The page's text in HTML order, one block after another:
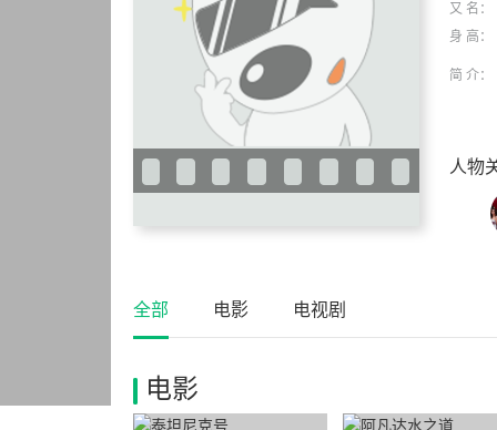
又 名：
身 高：
简 介：
人物
全部 电影 电视剧
电影